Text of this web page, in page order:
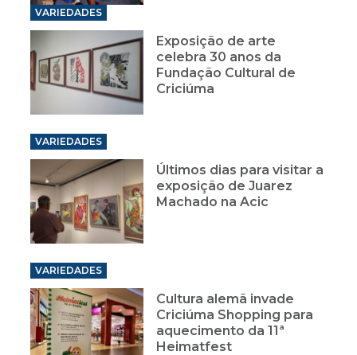
VARIEDADES
Exposição de arte
celebra 30 anos da
Fundação Cultural de
Criciúma
VARIEDADES
Últimos dias para visitar a
exposição de Juarez
Machado na Acic
VARIEDADES
Cultura alemã invade
Criciúma Shopping para
aquecimento da 11ª
Heimatfest